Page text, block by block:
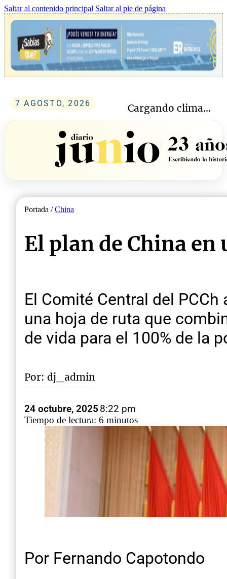
Saltar al contenido principal Saltar al pie de página
7 AGOSTO, 2026 Cargando clima...
Portada /China
El plan de China
El Comité Central del
una hoja de ruta que
de vida para el 100% de la
Por: dj_admin
24 octubre, 2025 8:22 pm
Tiempo de lectura: 6 minutos
Por Fernando Capotondo